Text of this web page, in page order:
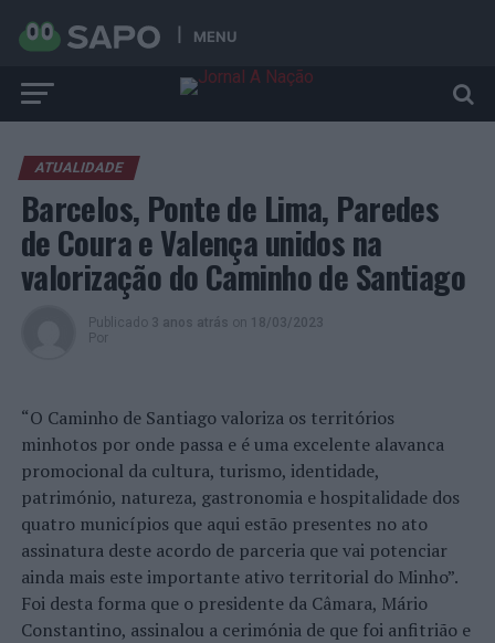
MENU
ATUALIDADE
Barcelos, Ponte de Lima, Paredes
de Coura e Valença unidos na
valorização do Caminho de Santiago
Publicado 3 anos atrás on 18/03/2023
Por
“O Caminho de Santiago valoriza os territórios
minhotos por onde passa e é uma excelente alavanca
promocional da cultura, turismo, identidade,
património, natureza, gastronomia e hospitalidade dos
quatro municípios que aqui estão presentes no ato
assinatura deste acordo de parceria que vai potenciar
ainda mais este importante ativo territorial do Minho”.
Foi desta forma que o presidente da Câmara, Mário
Constantino, assinalou a cerimónia de que foi anfitrião e